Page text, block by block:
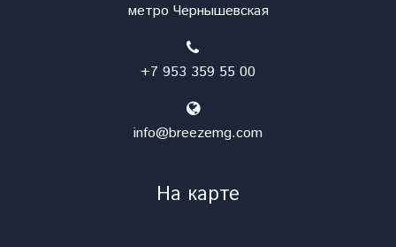
метро Чернышевская
+7 953 359 55 00
info@breezemg.com
На карте